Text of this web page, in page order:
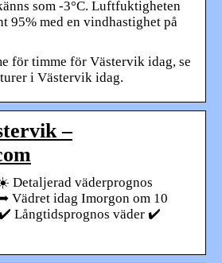
som -3°C. Luftfuktigheten
95% med en vindhastighet på
för timme för Västervik idag, se
i Västervik idag.
–
Detaljerad väderprognos
Vädret idag Imorgon om 10
Långtidsprognos väder ✔️